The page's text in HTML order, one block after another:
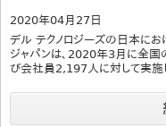
2020年04月27日
デル テクノロジーズの日本にお
ジャパンは、2020年3月に全
び会社員2,197人に対して実施